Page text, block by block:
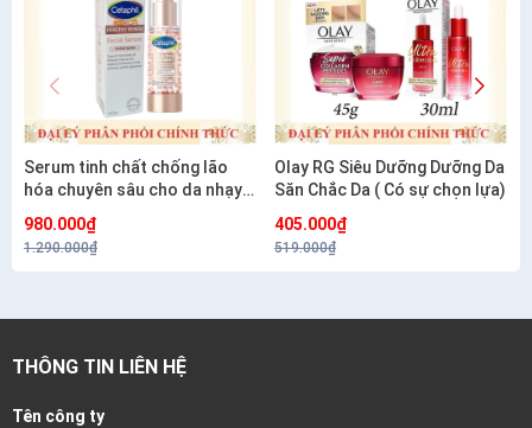
Serum tinh chất chống lão
hóa chuyên sâu cho da nhạy
cảm CETAPHIL HEALTHY
RENEW SERUM 30G
980.000₫
1.290.000₫
Olay RG Siêu Dưỡng Dưỡng Da
Săn Chắc Da ( Có sự chọn lựa)
405.000₫
519.000₫
THÔNG TIN LIÊN HỆ
Tên công ty